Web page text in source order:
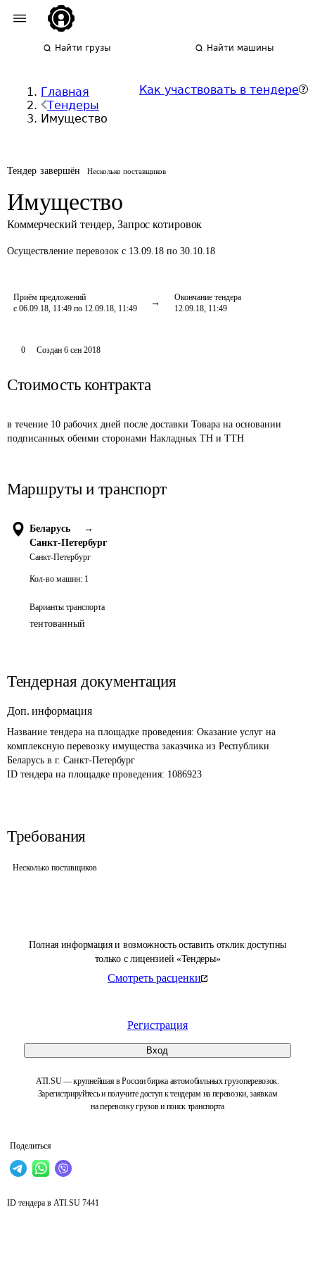
Найти грузы Найти машины
Главная
Тендеры
Имущество
Как участвовать в тендере
Тендер завершён Несколько поставщиков
Имущество
Коммерческий тендер, Запрос котировок
Осуществление перевозок с 13.09.18 по 30.10.18
Приём предложений
с 06.09.18, 11:49 по 12.09.18, 11:49
Окончание тендера
12.09.18, 11:49
Полная информация и возможность оставить отклик доступны
только с лицензией «Тендеры»
Смотреть расценки
Регистрация
Вход
ATI.SU — крупнейшая в России биржа автомобильных грузоперевозок.
Зарегистрируйтесь и получите доступ к тендерам на перевозки, заявкам
на перевозку грузов и поиск транспорта
Поделиться
0 Создан 6 сен 2018
Стоимость контракта
в течение 10 рабочих дней после доставки Товара на основании
подписанных обеими сторонами Накладных ТН и ТТН
Маршруты и транспорт
Беларусь
→
Санкт-Петербург
Санкт-Петербург
Кол-во машин: 1
Варианты транспорта
тентованный
Тендерная документация
Доп. информация
Название тендера на площадке проведения: Оказание услуг на
комплексную перевозку имущества заказчика из Республики
Беларусь в г. Санкт-Петербург
ID тендера на площадке проведения: 1086923
Требования
Несколько поставщиков
ID тендера в ATI.SU 7441